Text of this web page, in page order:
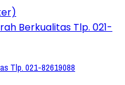
Tlp. 021-82619088